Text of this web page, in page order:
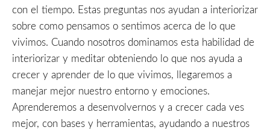
con el tiempo. Estas preguntas nos ayudan a interiorizar
sobre como pensamos o sentimos acerca de lo que
vivimos. Cuando nosotros dominamos esta habilidad de
interiorizar y meditar obteniendo lo que nos ayuda a
crecer y aprender de lo que vivimos, llegaremos a
manejar mejor nuestro entorno y emociones.
Aprenderemos a desenvolvernos y a crecer cada ves
mejor, con bases y herramientas, ayudando a nuestros